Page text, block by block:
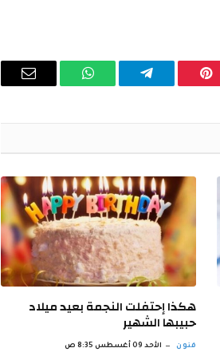
بينتيريستتيلقرام واتساب
البريد
هكذا إحتفلت النجمة بعيد ميلاد
حبيبها الشهير
فنون الأحد 09 أغسطس 8:35 ص